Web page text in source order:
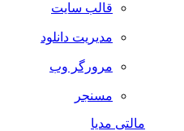
قالب سایت
مدیریت دانلود
مرورگر وب
مسنجر
مالتی مدیا